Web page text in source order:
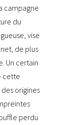
campagne
du
vise
de plus
Un certain
cette
origines
perdu